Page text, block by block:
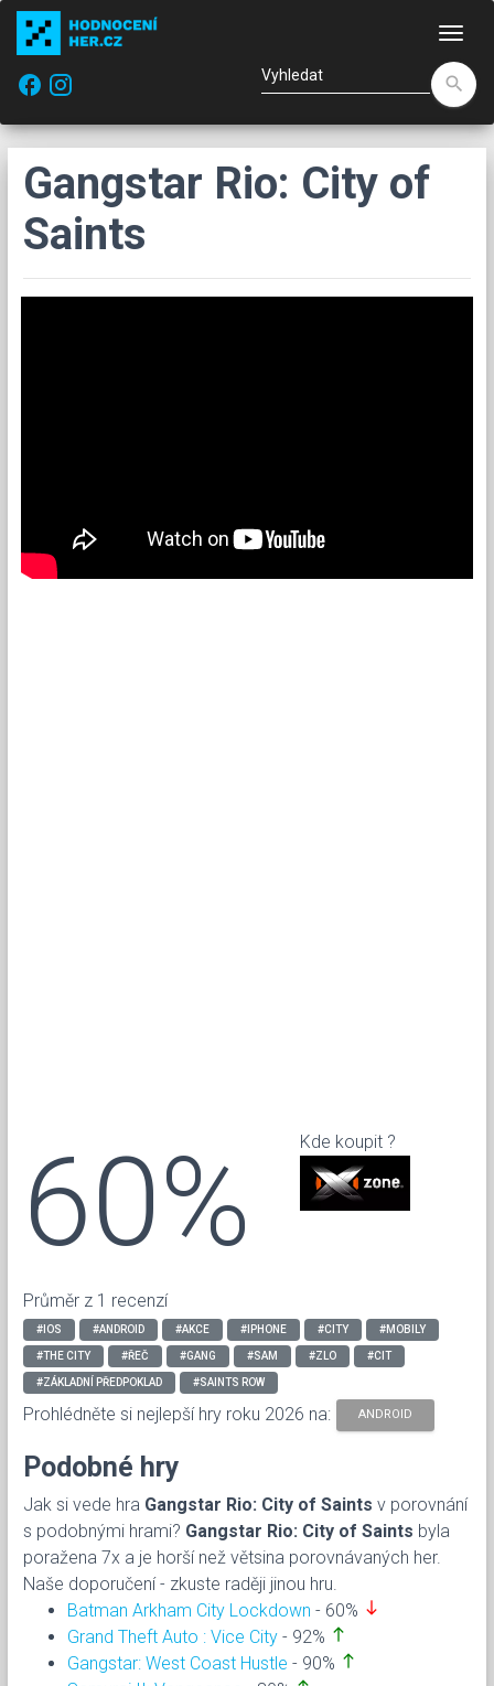
facebook
search
Gangstar Rio: City of
Saints
60%
Průměr z 1 recenzí
Kde koupit ?
#IOS #ANDROID #AKCE #IPHONE #CITY #MOBILY
#THE CITY #ŘEČ #GANG #SAM #ZLO #CIT
#ZÁKLADNÍ PŘEDPOKLAD #SAINTS ROW
Prohlédněte si nejlepší hry roku 2026 na: ANDROID
Podobné hry
Jak si vede hra Gangstar Rio: City of Saints v porovnání
s podobnými hrami? Gangstar Rio: City of Saints byla
poražena 7x a je horší než větsina porovnávaných her.
Naše doporučení - zkuste raději jinou hru.
Batman Arkham City Lockdown - 60% south
Grand Theft Auto : Vice City - 92% north
Gangstar: West Coast Hustle - 90% north